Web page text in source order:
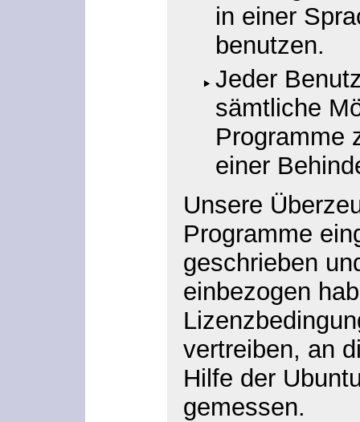
in einer
benutzen.
Jeder
sämtliche
Programme
einer
Unsere
Programme
geschrieben
einbezogen
vertreiben, an
Hilfe der
gemessen.